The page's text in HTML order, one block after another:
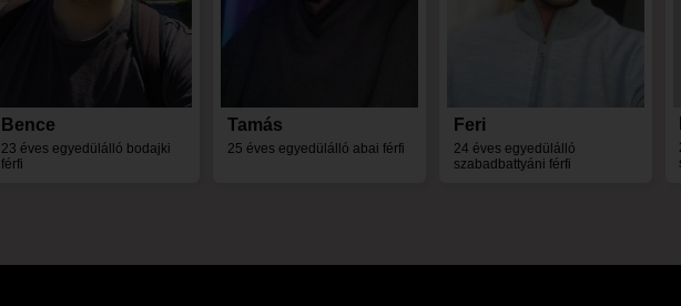
Bence
23 éves egyedülálló bodajki
férfi
Tamás
25 éves egyedülálló abai férfi
Feri
24 éves egyedülálló
szabadbattyáni férfi